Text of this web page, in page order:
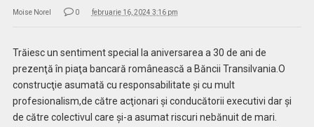
Moise Norel 0 februarie 16, 2024 3:16 pm
Trăiesc un sentiment special la aniversarea a 30 de ani de
prezenţă în piaţa bancară românească a Băncii Transilvania.O
construcţie asumată cu responsabilitate şi cu mult
profesionalism,de către acţionari şi conducătorii executivi dar şi
de către colectivul care şi-a asumat riscuri nebănuit de mari.